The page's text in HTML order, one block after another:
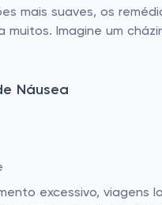
calos
mais suaves, os
muitos. Imagine um
Náusea
excessivo, viagens